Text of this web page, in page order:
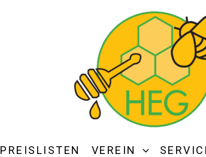
PREISLISTEN VEREIN